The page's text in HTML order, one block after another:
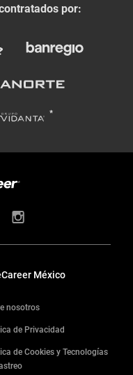
por:
México
nosotros
de Privacidad
de Cookies y Tecnologías